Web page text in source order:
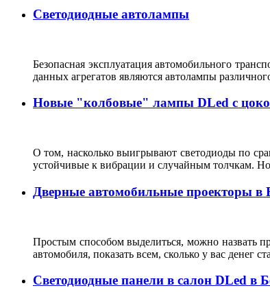
Светодиодные автолампы
Безопасная эксплуатация автомобильного
данных агрегатов являются автолампы
Новые "колбовые" лампы DLed с
О том, насколько выигрывают светодиоды по
устойчивые к вибрации и случайным толчкам.
Дверные автомобильные проекторы в
Простым способом выделиться, можно назвать
автомобиля, показать всем, сколько у вас денег
Светодиодные панели в салон DLed в